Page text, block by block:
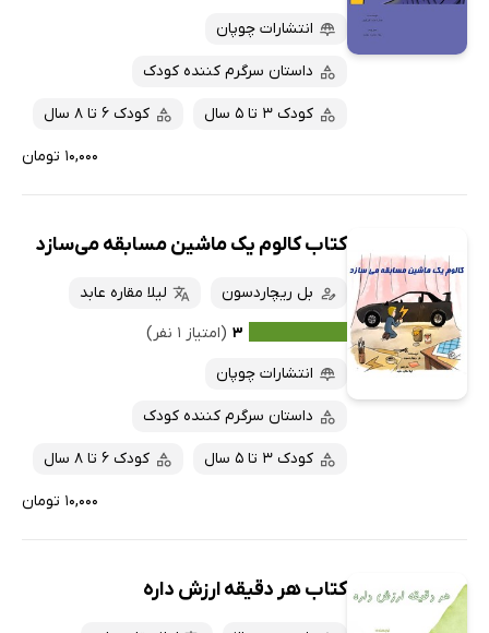
انتشارات چوپان
داستان سرگرم کننده کودک
کودک 3 تا 5 سال کودک 6 تا 8 سال
۱۰,۰۰۰ تومان
کتاب کالوم یک ماشین مسابقه می‌سازد
بل ریچاردسون
لیلا مقاره عابد
۳ (امتیاز ۱ نفر)
انتشارات چوپان
داستان سرگرم کننده کودک
کودک 3 تا 5 سال کودک 6 تا 8 سال
۱۰,۰۰۰ تومان
کتاب هر دقیقه ارزش داره